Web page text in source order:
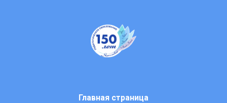
Главная страница